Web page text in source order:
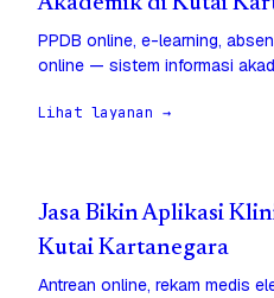
PPDB online, e-learning,
online — sistem informasi
Lihat layanan →
Jasa Bikin Aplikasi
Kutai Kartanegara
Antrean online, rekam medis